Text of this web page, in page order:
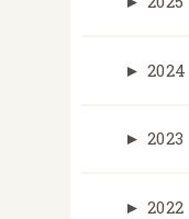
► 2024
► 2023
► 2022